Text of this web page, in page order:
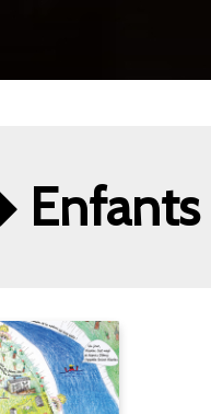
Enfants